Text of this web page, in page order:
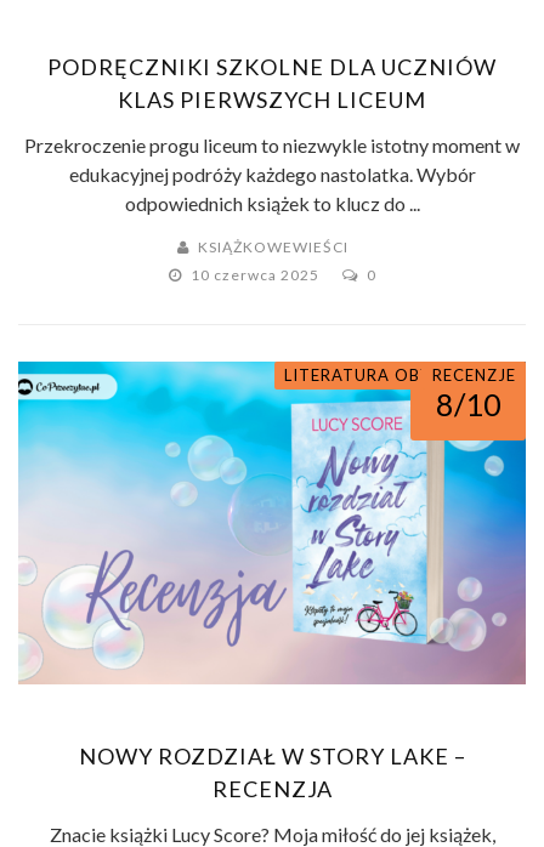
PODRĘCZNIKI SZKOLNE DLA UCZNIÓW
KLAS PIERWSZYCH LICEUM
Przekroczenie progu liceum to niezwykle istotny moment w
edukacyjnej podróży każdego nastolatka. Wybór
odpowiednich książek to klucz do ...
KSIĄŻKOWEWIEŚCI
10 czerwca 2025
0
LITERATURA OBYCZAJOWA
ROMANSE
RECENZJE
8/10
NOWY ROZDZIAŁ W STORY LAKE –
RECENZJA
Znacie książki Lucy Score? Moja miłość do jej książek,